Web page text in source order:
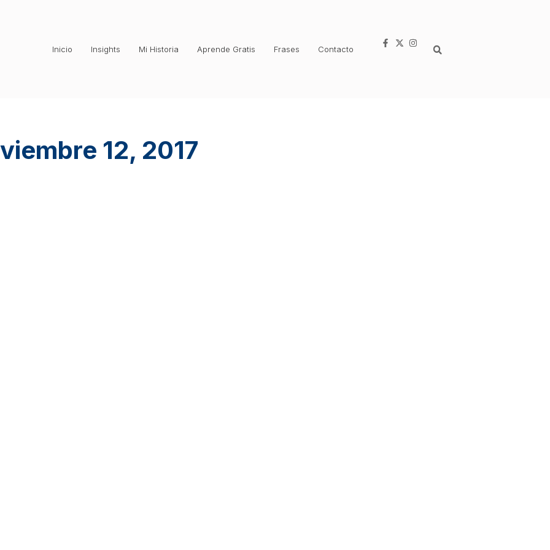
Inicio Insights Mi Historia Aprende Gratis Frases Contacto
12, 2017